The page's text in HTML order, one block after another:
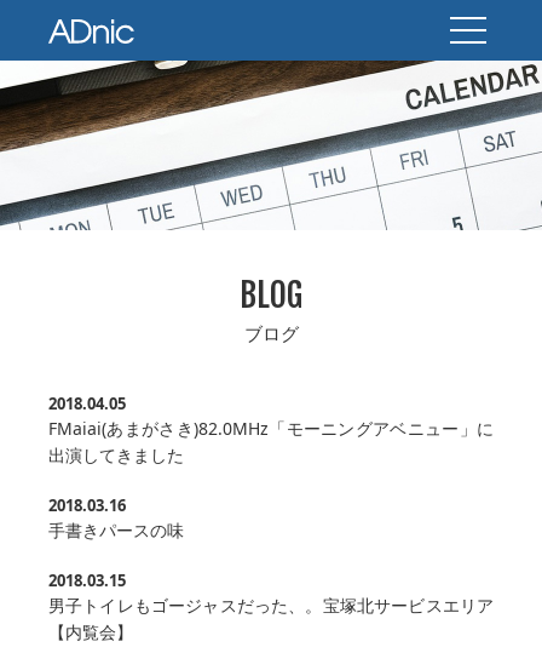
BLOG
ブログ
2018.04.05
FMaiai(あまがさき)82.0MHz「モーニングアベニュー」に
出演してきました
2018.03.16
手書きパースの味
2018.03.15
男子トイレもゴージャスだった、。宝塚北サービスエリア
【内覧会】